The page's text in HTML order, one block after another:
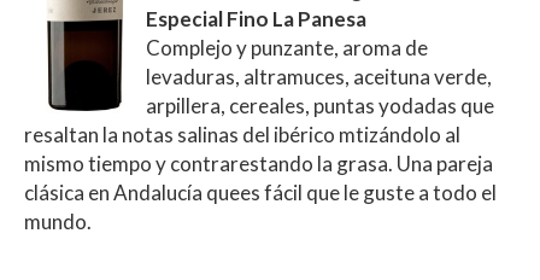
Especial Fino La Panesa
Complejo y punzante, aroma de
levaduras, altramuces, aceituna verde,
arpillera, cereales, puntas yodadas que
resaltan la notas salinas del ibérico mtizándolo al
mismo tiempo y contrarestando la grasa. Una pareja
clásica en Andalucía quees fácil que le guste a todo el
mundo.